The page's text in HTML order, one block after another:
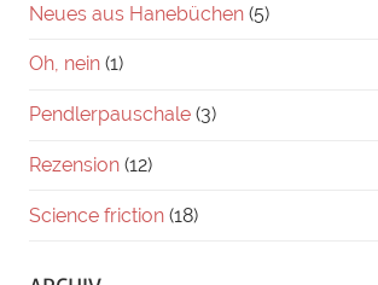
Neues aus Hanebüchen (5)
Oh, nein (1)
Pendlerpauschale (3)
Rezension (12)
Science friction (18)